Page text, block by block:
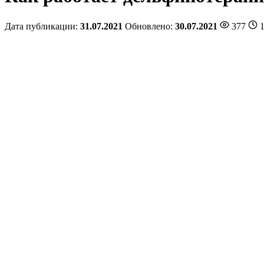
Дата публикации: 31.07.2021 Обновлено: 30.07.2021 377